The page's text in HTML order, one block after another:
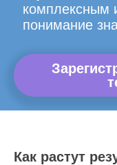
комплексным
понимание
Как растут